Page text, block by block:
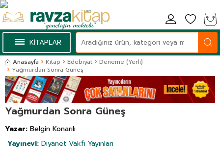
KİTAPLAR
Anasayfa Kitap Edebiyat
Deneme (Yerli)
Yağmurdan Sonra Güneş
Yağmurdan Sonra Güneş
Yazar: Belgin Konarılı
Yayınevi: Diyanet Vakfı Yayınları